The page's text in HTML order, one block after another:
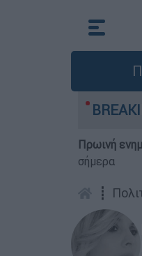
Πρωινή
σήμερα
┋